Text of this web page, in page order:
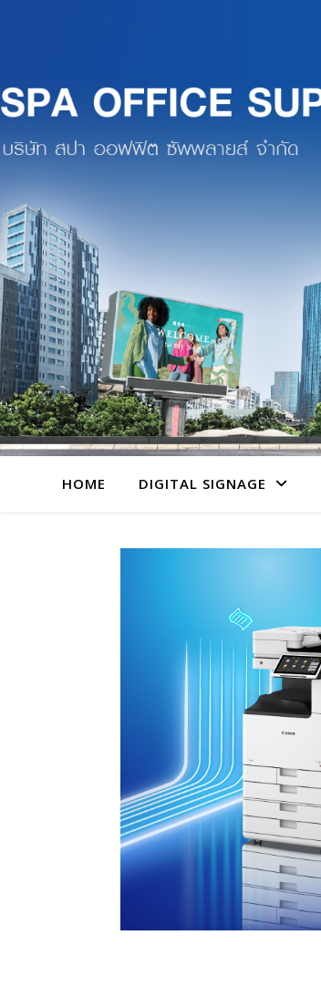
HOME DIGITAL SIGNAGE